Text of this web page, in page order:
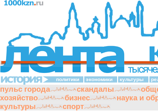
политики экономики культуры
пульс города скандалы
хозяйство
бизнес наука и
культуры
спорт